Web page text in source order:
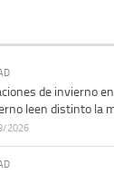
de invierno
leen distinto la
2026